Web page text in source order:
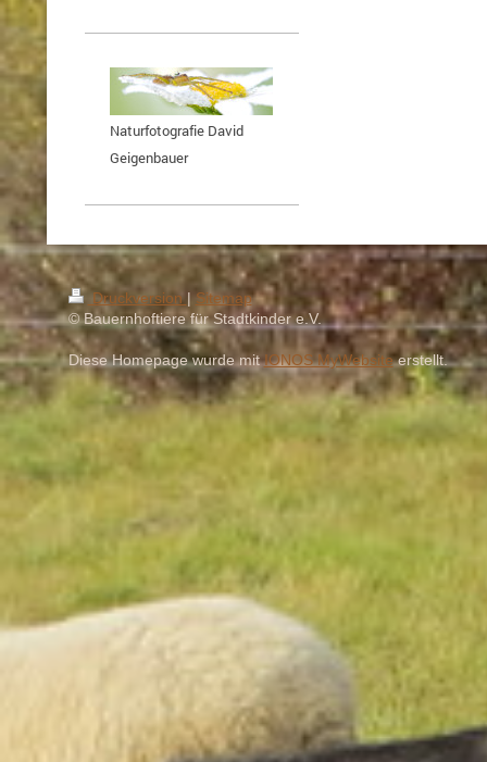
Naturfotografie David
Geigenbauer
Druckversion | Sitemap
© Bauernhoftiere für Stadtkinder e.V.
Diese Homepage wurde mitIONOS MyWebsiteerstellt.